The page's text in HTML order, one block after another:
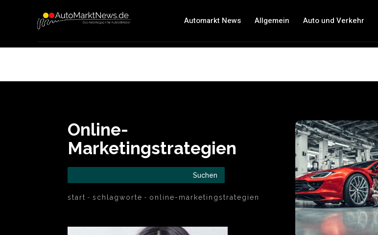
Automarkt News Allgemein Auto und Verkehr
Online-
Marketingstrategien
Suchen
start schlagworte online-marketingstrategien